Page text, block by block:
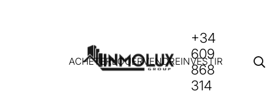
ACHETERLOUERVENDREINVESTIR
+34
609
868
314